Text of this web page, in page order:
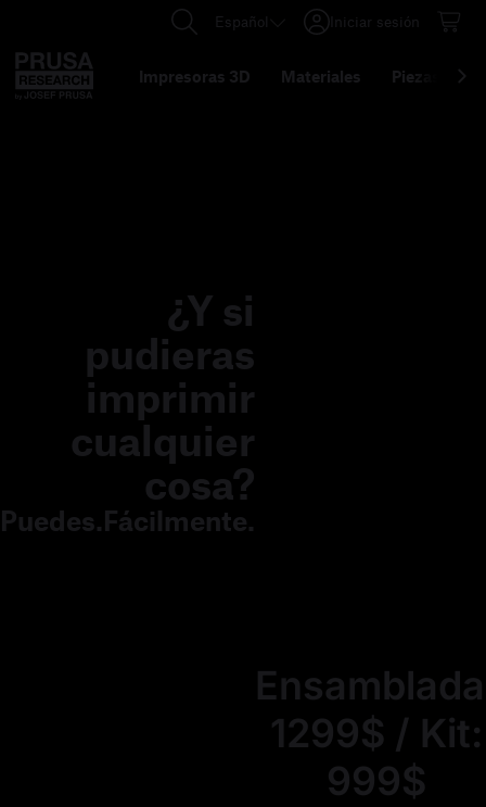
Español Iniciar sesión
Impresoras 3D Materiales Piezas y
¿Y si
pudieras
imprimir
cualquier
cosa?
Puedes.Fácilmente.
1299$ / Kit:
999$